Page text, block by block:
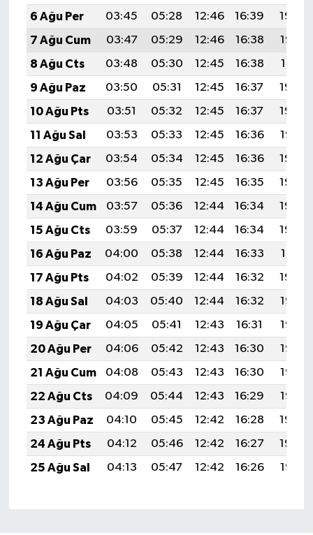
6 Ağu Per
03:45 05:28 12:46 16:39
19:54
7 Ağu Cum
03:47 05:29 12:46 16:38
19:53
8 Ağu Cts
03:48 05:30 12:45 16:38
19:51
9 Ağu Paz
03:50 05:31 12:45 16:37
19:50
10 Ağu Pts
03:51 05:32 12:45 16:37
19:49
11 Ağu Sal
03:53 05:33 12:45 16:36
19:47
12 Ağu Çar
03:54 05:34 12:45 16:36
19:46
13 Ağu Per
03:56 05:35 12:45 16:35
19:45
14 Ağu Cum
03:57 05:36 12:44 16:34
19:43
15 Ağu Cts
03:59 05:37 12:44 16:34
19:42
16 Ağu Paz
04:00 05:38 12:44 16:33
19:41
17 Ağu Pts
04:02 05:39 12:44 16:32
19:39
18 Ağu Sal
04:03 05:40 12:44 16:32
19:38
19 Ağu Çar
04:05 05:41 12:43 16:31
19:36
20 Ağu Per
04:06 05:42 12:43 16:30
19:35
21 Ağu Cum
04:08 05:43 12:43 16:30
19:33
22 Ağu Cts
04:09 05:44 12:43 16:29
19:32
23 Ağu Paz
04:10 05:45 12:42 16:28
19:30
24 Ağu Pts
04:12 05:46 12:42 16:27
19:29
25 Ağu Sal
04:13 05:47 12:42 16:26 19:27